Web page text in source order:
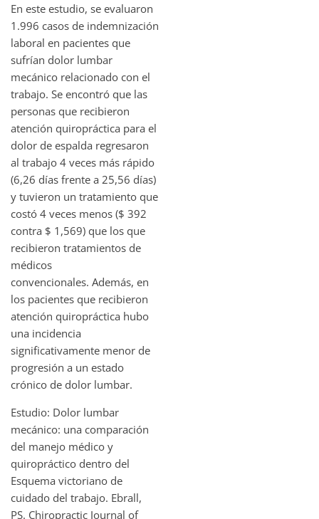
En este estudio, se evaluaron
1.996 casos de indemnización
laboral en pacientes que
sufrían dolor lumbar
mecánico relacionado con el
trabajo. Se encontró que las
personas que recibieron
atención quiropráctica para el
dolor de espalda regresaron
al trabajo 4 veces más rápido
(6,26 días frente a 25,56 días)
y tuvieron un tratamiento que
costó 4 veces menos ($ 392
contra $ 1,569) que los que
recibieron tratamientos de
médicos
convencionales. Además, en
los pacientes que recibieron
atención quiropráctica hubo
una incidencia
significativamente menor de
progresión a un estado
crónico de dolor lumbar.
Estudio: Dolor lumbar
mecánico: una comparación
del manejo médico y
quiropráctico dentro del
Esquema victoriano de
cuidado del trabajo. Ebrall,
PS. Chiropractic Journal of